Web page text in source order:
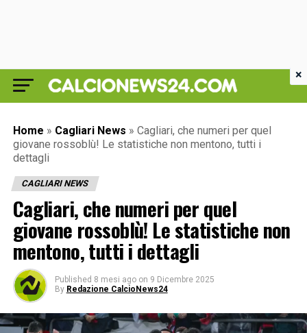
Home » Cagliari News » Cagliari, che numeri per quel
giovane rossoblù! Le statistiche non mentono, tutti i
dettagli
CAGLIARI NEWS
Cagliari, che numeri per quel
giovane rossoblù! Le statistiche non
mentono, tutti i dettagli
Published 8 mesi ago on 9 Dicembre 2025
By Redazione CalcioNews24
×